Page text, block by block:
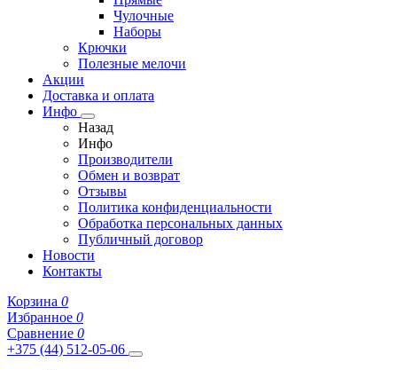
Чулочные
Наборы
Крючки
Полезные мелочи
Акции
Доставка и оплата
Инфо
Назад
Инфо
Производители
Обмен и возврат
Отзывы
Политика конфиденциальности
Обработка персональных данных
Публичный договор
Новости
Контакты
Корзина 0
Избранное 0
Сравнение 0
+375 (44) 512-05-06